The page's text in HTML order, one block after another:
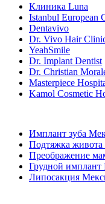
Клиника Luna
Istanbul European
Dentavivo
Dr. Vivo Hair
YeahSmile
Dr. Implant Dentist
Dr. Christian
Masterpiece
Kamol Cosmetic
Имплант зуба
Подтяжка живота
Преображение
Грудной имплант
Липосакция